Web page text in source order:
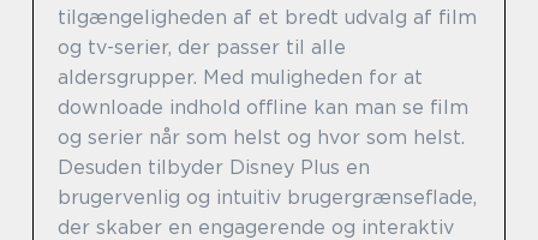
tilgængeligheden af et bredt udvalg af film
og tv-serier, der passer til alle
aldersgrupper. Med muligheden for at
downloade indhold offline kan man se film
og serier når som helst og hvor som helst.
Desuden tilbyder Disney Plus en
brugervenlig og intuitiv brugergrænseflade,
der skaber en engagerende og interaktiv